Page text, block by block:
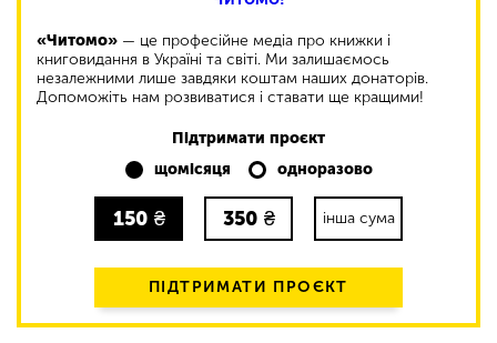
«Читомо» — це професійне медіа про книжки і
книговидання в Україні та світі. Ми залишаємось
незалежними лише завдяки коштам наших донаторів.
Допоможіть нам розвиватися і ставати ще кращими!
Підтримати проєкт
щомісяця
одноразово
150 ₴ 350 ₴ інша сума
ПІДТРИМАТИ ПРОЄКТ